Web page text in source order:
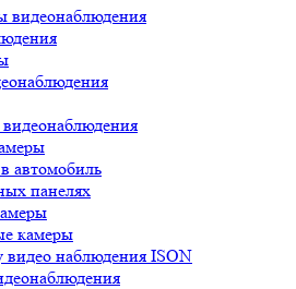
видеонаблюдения
автомобиль
панелях
камеры
видео наблюдения ISON